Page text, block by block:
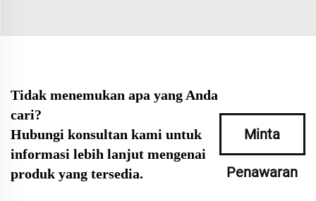
Tidak menemukan apa yang Anda
cari?
Hubungi konsultan kami untuk
informasi lebih lanjut mengenai
produk yang tersedia.
Minta
Penawaran